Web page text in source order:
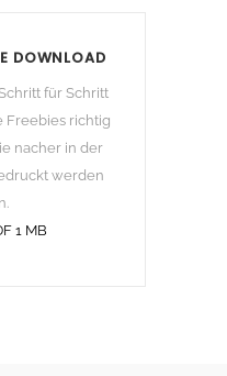
DOWNLOAD
für Schritt
Freebies richtig
nacher in der
werden
1 MB